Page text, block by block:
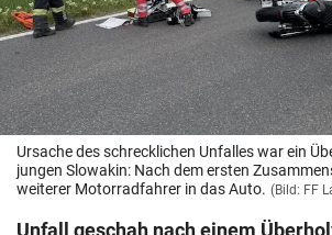
Ursache des schrecklichen Unfalles war ein
jungen Slowakin: Nach dem ersten
weiterer Motorradfahrer in das Auto. (Bild: FF
Unfall geschah nach einem